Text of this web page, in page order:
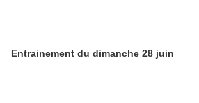
Entrainement du dimanche 28 juin